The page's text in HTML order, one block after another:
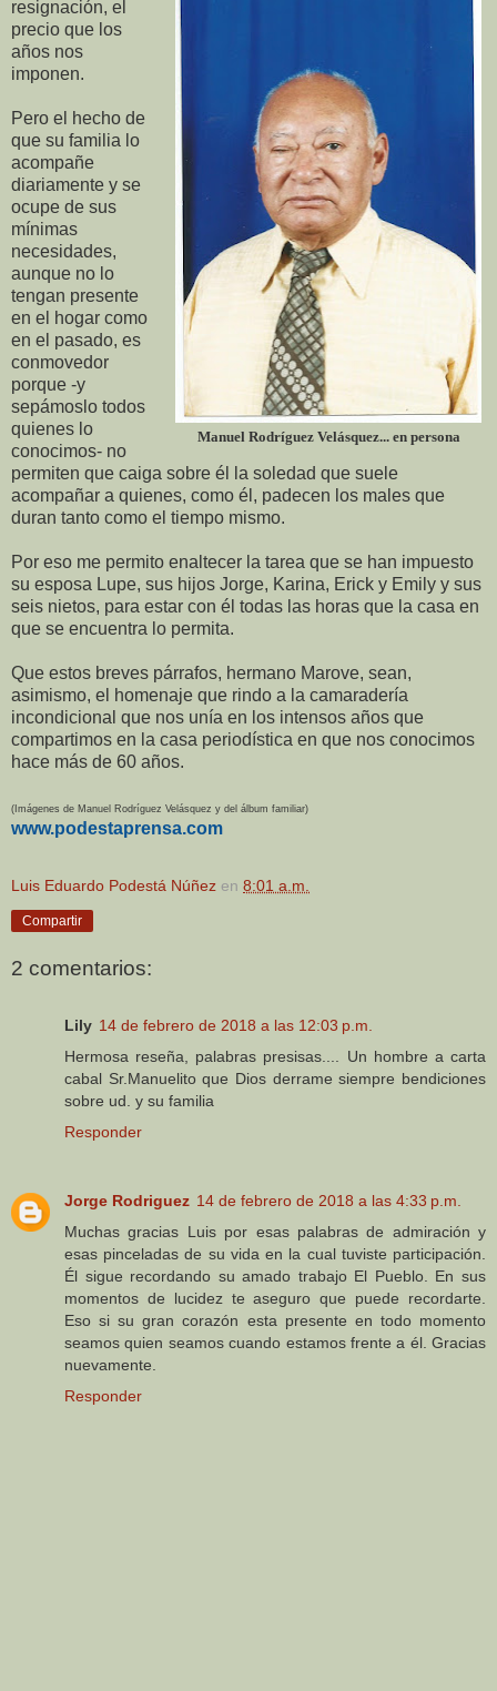
Manuel Rodríguez Velásquez... en persona
resignación, el
precio que los
años nos
imponen.
Pero el hecho de
que su familia lo
acompañe
diariamente y se
ocupe de sus
mínimas
necesidades,
aunque no lo
tengan presente
en el hogar como
en el pasado, es
conmovedor
porque -y
sepámoslo todos
quienes lo
conocimos- no
permiten que caiga sobre él la soledad que suele
acompañar a quienes, como él, padecen los males que
duran tanto como el tiempo mismo.
Por eso me permito enaltecer la tarea que se han impuesto
su esposa Lupe, sus hijos Jorge, Karina, Erick y Emily y sus
seis nietos, para estar con él todas las horas que la casa en
que se encuentra lo permita.
Que estos breves párrafos, hermano Marove, sean,
asimismo, el homenaje que rindo a la camaradería
incondicional que nos unía en los intensos años que
compartimos en la casa periodística en que nos conocimos
hace más de 60 años.
(Imágenes de Manuel Rodríguez Velásquez y del álbum familiar)
www.podestaprensa.com
Luis Eduardo Podestá Núñez en 8:01 a.m.
Compartir
2 comentarios:
Lily 14 de febrero de 2018 a las 12:03 p.m.
Hermosa reseña, palabras presisas.... Un hombre a carta
cabal Sr.Manuelito que Dios derrame siempre bendiciones
sobre ud. y su familia
Responder
Jorge Rodriguez 14 de febrero de 2018 a las 4:33 p.m.
Muchas gracias Luis por esas palabras de admiración y
esas pinceladas de su vida en la cual tuviste participación.
Él sigue recordando su amado trabajo El Pueblo. En sus
momentos de lucidez te aseguro que puede recordarte.
Eso si su gran corazón esta presente en todo momento
seamos quien seamos cuando estamos frente a él. Gracias
nuevamente.
Responder